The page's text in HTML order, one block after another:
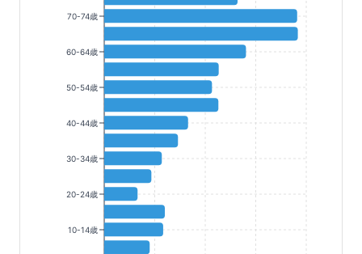
70-74歳
60-64歳
50-54歳
40-44歳
30-34歳
20-24歳
10-14歳